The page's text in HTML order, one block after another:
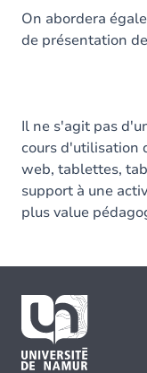
On abordera
de présentation
Il ne s'agit pas
cours d'utilisation
web, tablettes,
support à une
plus value